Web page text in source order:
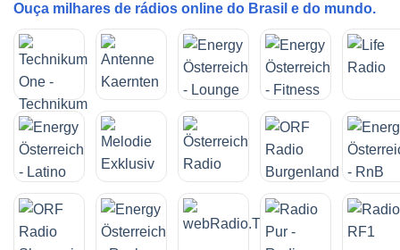
Ouça milhares de rádios online do Brasil e do mundo.